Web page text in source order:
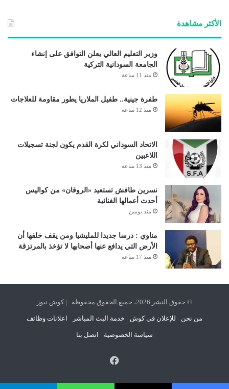
الأكثر مشاهدة
وزير التعليم العالي يعلن التوافق على إنشاء
الجامعة السودانية التركية
منذ 11 ساعة
طفرة جينية.. طفيل الملاريا يطور مقاومة للعلاجات
منذ 12 ساعة
الاتحاد السوداني لكرة القدم يكون لجنة تسجيلات
اللاعبين
منذ 13 ساعة
نسرين طافش تستعيد «الروقان» من كواليس
أحدث أعمالها الغنائية
منذ يومين
مناوي : درسا جديدا للمليشيا ومن يقف خلفها أن
الأرض التي يدافع عنها أصحابها لا تؤخذ بالمرتزقة
منذ 17 ساعة
© حقوق النشر 2026، جميع الحقوق محفوظة | كوش نيوز
من نحن للإعلان في كوش خدمة البث المباشر اعلانات وظائف
سياسة الخصوصية اتصل بنا